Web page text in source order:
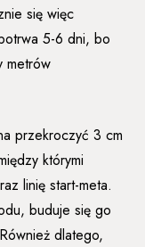
się więc
5-6 dni, bo
metrów
przekroczyć 3 cm
którymi
linię start-meta.
buduje się go
dlatego,